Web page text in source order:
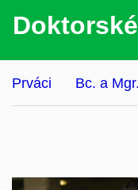
Prváci Bc. a Mgr.